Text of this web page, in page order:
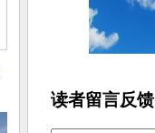
读者留言反